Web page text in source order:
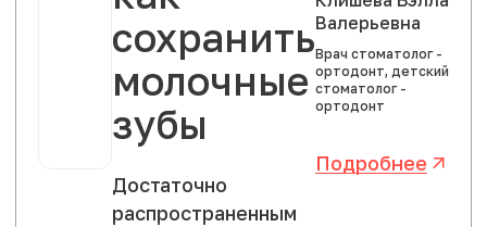
сохранить
молочные
зубы
Достаточно
распространенным
Валерьевна
Врач стоматолог -
ортодонт, детский
стоматолог -
ортодонт
Подробнее